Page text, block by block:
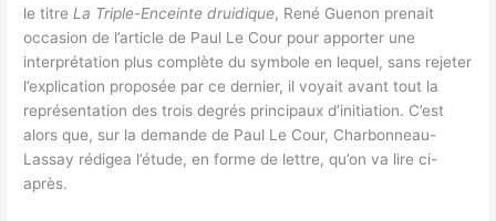
le titre La Triple-Enceinte druidique, René Guenon prenait
occasion de l’article de Paul Le Cour pour apporter une
interprétation plus complète du symbole en lequel, sans rejeter
l’explication proposée par ce dernier, il voyait avant tout la
représentation des trois degrés principaux d’initiation. C’est
alors que, sur la demande de Paul Le Cour, Charbonneau-
Lassay rédigea l’étude, en forme de lettre, qu’on va lire ci-
après.